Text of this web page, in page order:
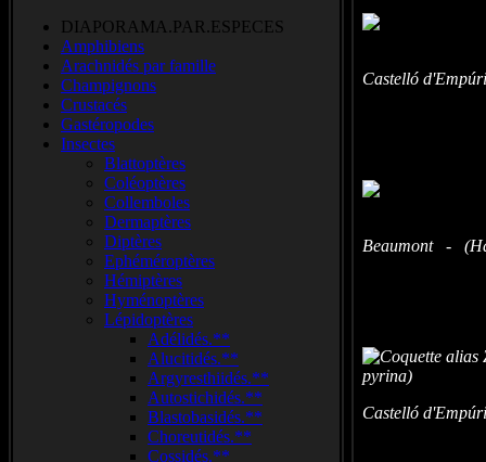
DIAPORAMA.PAR.ESPECES
Amphibiens
Arachnidés par famille
Champignons
Crustacés
Gastéropodes
Insectes
Blattoptères
Coléoptères
Collemboles
Dermaptères
Diptères
Ephéméroptères
Hémiptères
Hyménoptères
Lépidoptères
Adélidés.**
Alucitidés.**
Argyresthiidés.**
Autostichidés.**
Blastobasidés.**
Choreutidés.**
Cossidés.**
Castelló
Beaumont -
Castelló